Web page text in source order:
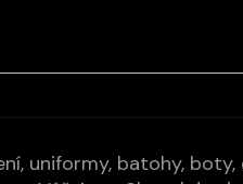
uniformy, batohy, boty,